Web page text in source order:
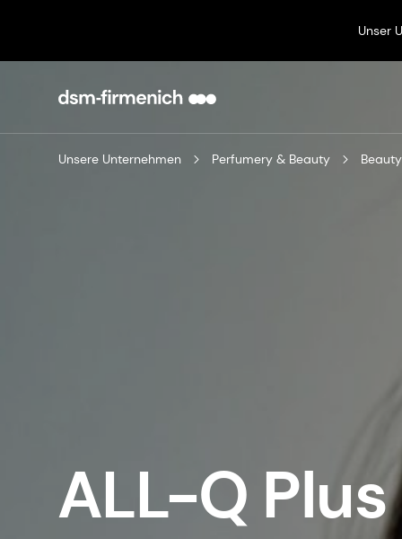
Unser
Unsere Unternehmen Perfumery & Beauty
ALL-Q Plus